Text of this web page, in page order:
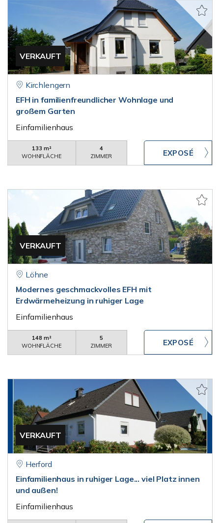
VERKAUFT
Kirchlengern
EFH in familienfreundlicher Wohnlage und
großem Garten
Einfamilienhaus
133 m²
WOHNFLÄCHE
4
ZIMMER
VERKAUFT
Löhne
Modernes geschmackvolles EFH mit
Erdwärmeheizung in ruhiger Lage
Einfamilienhaus
148 m²
WOHNFLÄCHE
5
ZIMMER
VERKAUFT
Herford
Einfamilienhaus in ruhiger Lage... viel Platz innen
und außen!
Einfamilienhaus